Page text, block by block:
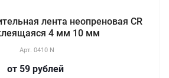
лента неопреновая CR
4 мм 10 мм
Арт. 0410 N
от 59 рублей